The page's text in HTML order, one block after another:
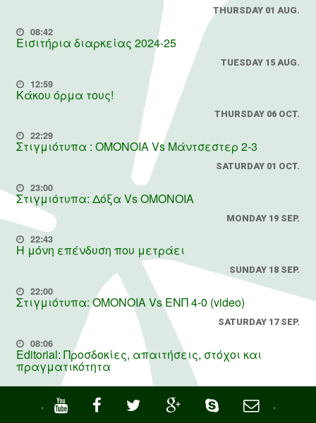
THURSDAY 01 AUG.
08:42
Εισιτήρια διαρκείας 2024-25
TUESDAY 15 AUG.
12:59
Κάκου όρμα τους!
THURSDAY 06 OCT.
22:29
Στιγμιότυπα : ΟΜΟΝΟΙΑ Vs Μάντσεστερ 2-3
SATURDAY 01 OCT.
23:00
Στιγμιότυπα: Δόξα Vs OMONOIA
MONDAY 19 SEP.
22:43
Η μόνη επένδυση που μετράει
SUNDAY 18 SEP.
22:00
Στιγμιότυπα: ΟΜΟΝΟΙΑ Vs ΕΝΠ 4-0 (video)
SATURDAY 17 SEP.
08:06
Editorial: Προσδοκίες, απαιτήσεις, στόχοι και
πραγματικότητα
· ·